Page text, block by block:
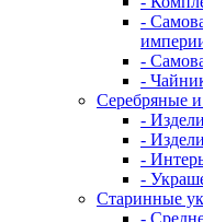
-
-
-
Серебряные
-
-
-
-
Старинные
-